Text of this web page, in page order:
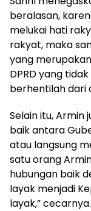
beralasan,
melukai hati
rakyat, maka
yang
DPRD yang
berhentilah dari
Selain itu, Armin
baik antara
atau langsung
satu orang
hubungan baik
layak menjadi
layak,”